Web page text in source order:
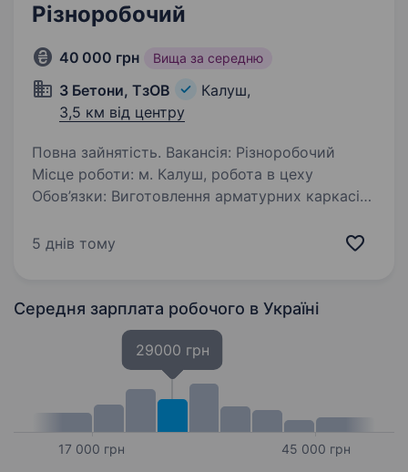
Різноробочий
40 000 грн Вища за середню
3 Бетони, ТзОВ
Калуш,
3,5 км від центру
Повна зайнятість. Вакансія: Різноробочий
Місце роботи: м. Калуш, робота в цеху
Обов’язки: Виготовлення арматурних каркасів
роботи (за фахом) теслярні роботи (за фахом)
5 днів тому
Середня зарплата робочого в Україні
17 000 грн
29000 грн
45 000 грн